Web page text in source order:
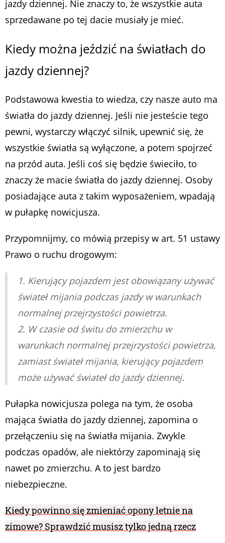
jazdy dziennej. Nie znaczy to, że wszystkie auta
sprzedawane po tej dacie musiały je mieć.
Kiedy można jeździć na światłach do
jazdy dziennej?
Podstawowa kwestia to wiedza, czy nasze auto ma
światła do jazdy dziennej. Jeśli nie jesteście tego
pewni, wystarczy włączyć silnik, upewnić się, że
wszystkie światła są wyłączone, a potem spojrzeć
na przód auta. Jeśli coś się będzie świeciło, to
znaczy że macie światła do jazdy dziennej. Osoby
posiadające auta z takim wyposażeniem, wpadają
w pułapkę nowicjusza.
Przypomnijmy, co mówią przepisy w art. 51 ustawy
Prawo o ruchu drogowym:
1. Kierujący pojazdem jest obowiązany używać
świateł mijania podczas jazdy w warunkach
normalnej przejrzystości powietrza.
2. W czasie od świtu do zmierzchu w
warunkach normalnej przejrzystości powietrza,
zamiast świateł mijania, kierujący pojazdem
może używać świateł do jazdy dziennej.
Pułapka nowicjusza polega na tym, że osoba
mająca światła do jazdy dziennej, zapomina o
przełączeniu się na światła mijania. Zwykle
podczas opadów, ale niektórzy zapominają się
nawet po zmierzchu. A to jest bardzo
niebezpieczne.
Kiedy powinno się zmieniać opony letnie na
zimowe? Sprawdzić musisz tylko jedną rzecz